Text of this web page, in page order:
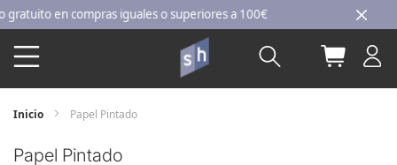
Ir
al
contenido
en compras iguales o superiores a 100€
Buscar Mi
Inicio Papel Pintado
Papel Pintado